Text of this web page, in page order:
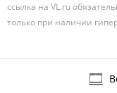
ссылка на VL.ru
только при наличии